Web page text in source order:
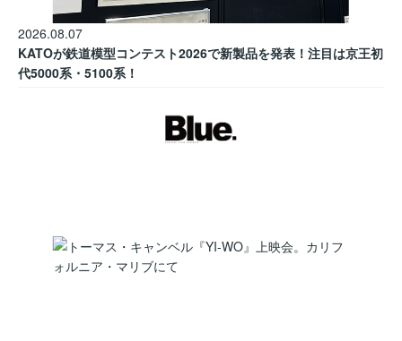
2026.08.07
KATOが鉄道模型コンテスト2026で新製品を発表！注目は京王初
代5000系・5100系！